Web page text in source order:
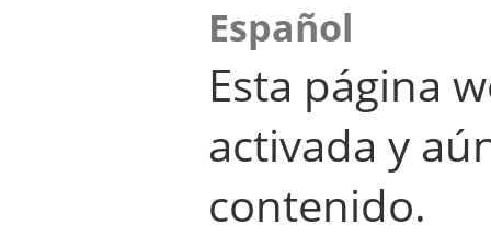
Español
Esta página
activada y
contenido.